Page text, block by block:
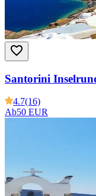
Santorini
4.7(16)
Ab50 EUR